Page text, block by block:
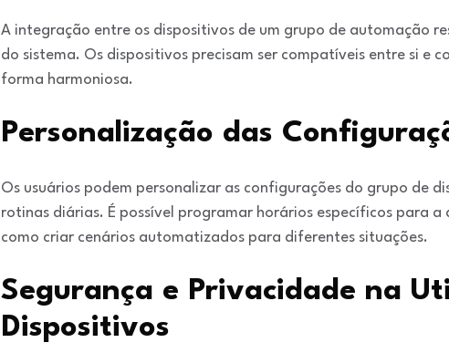
A integração entre os dispositivos de um grupo de automação
do sistema. Os dispositivos precisam ser compatíveis entre si e
forma harmoniosa.
Personalização das
Os usuários podem personalizar as configurações do grupo de
rotinas diárias. É possível programar horários específicos para
como criar cenários automatizados para diferentes situações.
Segurança e Privacidade na
Dispositivos